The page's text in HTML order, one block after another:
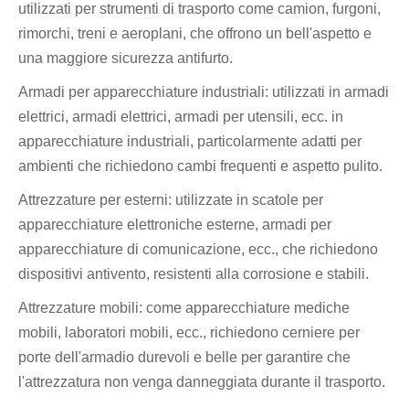
utilizzati per strumenti di trasporto come camion, furgoni,
rimorchi, treni e aeroplani, che offrono un bell'aspetto e
una maggiore sicurezza antifurto.
Armadi per apparecchiature industriali: utilizzati in armadi
elettrici, armadi elettrici, armadi per utensili, ecc. in
apparecchiature industriali, particolarmente adatti per
ambienti che richiedono cambi frequenti e aspetto pulito.
Attrezzature per esterni: utilizzate in scatole per
apparecchiature elettroniche esterne, armadi per
apparecchiature di comunicazione, ecc., che richiedono
dispositivi antivento, resistenti alla corrosione e stabili.
Attrezzature mobili: come apparecchiature mediche
mobili, laboratori mobili, ecc., richiedono cerniere per
porte dell'armadio durevoli e belle per garantire che
l'attrezzatura non venga danneggiata durante il trasporto.